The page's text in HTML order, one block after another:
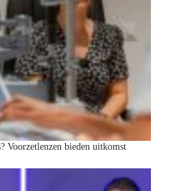
Voorzetlenzen bieden uitkomst